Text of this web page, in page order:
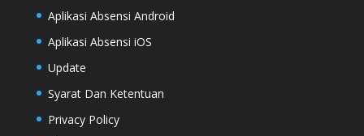
Aplikasi Absensi Android
Aplikasi Absensi iOS
Update
Syarat Dan Ketentuan
Privacy Policy